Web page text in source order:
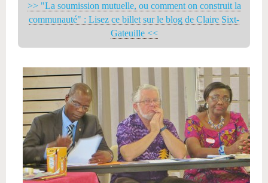
>> "La soumission mutuelle, ou comment on construit la
communauté" : Lisez ce billet sur le blog de Claire Sixt-
Gateuille <<